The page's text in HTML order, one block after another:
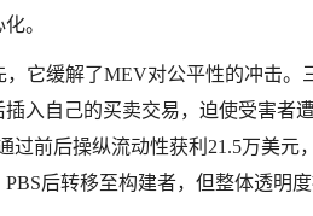
。
它缓解了MEV对公平性的冲击。
入自己的买卖交易，迫使受害者
过前后操纵流动性获利21.5万美元
后转移至构建者，但整体透明度